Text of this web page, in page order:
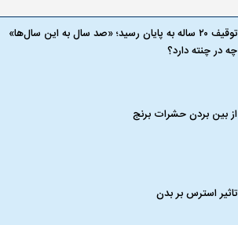
توقیف ۲۰ ساله به پایان رسید؛ «صد سال به این سال‌ها»
چه در چنته دارد؟
از بین بردن حشرات برنج
تاثیر استرس بر بدن